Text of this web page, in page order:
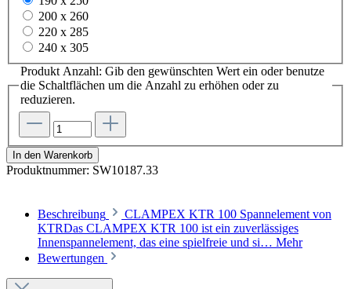
200 x 260
220 x 285
240 x 305
Produkt Anzahl: Gib den gewünschten Wert ein oder benutze
die Schaltflächen um die Anzahl zu erhöhen oder zu
reduzieren.
In den Warenkorb
Produktnummer: SW10187.33
Beschreibung
CLAMPEX KTR 100 Spannelement von
KTRDas CLAMPEX KTR 100 ist ein zuverlässiges
Innenspannelement, das eine spielfreie und si… Mehr
Bewertungen